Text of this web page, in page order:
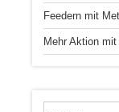
Feedern mit
Mehr Aktion